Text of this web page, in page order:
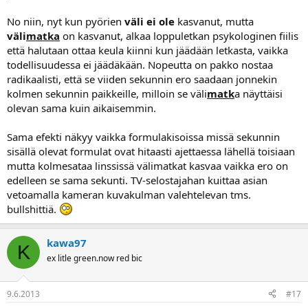
No niin, nyt kun pyörien väli ei ole kasvanut, mutta
välimatka on kasvanut, alkaa loppuletkan psykologinen fiilis
että halutaan ottaa keula kiinni kun jäädään letkasta, vaikka
todellisuudessa ei jäädäkään. Nopeutta on pakko nostaa
radikaalisti, että se viiden sekunnin ero saadaan jonnekin
kolmen sekunnin paikkeille, milloin se välimatka näyttäisi
olevan sama kuin aikaisemmin.
Sama efekti näkyy vaikka formulakisoissa missä sekunnin
sisällä olevat formulat ovat hitaasti ajettaessa lähellä toisiaan
mutta kolmesataa linssissä välimatkat kasvaa vaikka ero on
edelleen se sama sekunti. TV-selostajahan kuittaa asian
vetoamalla kameran kuvakulman valehtelevan tms.
bullshittiä.
K kawa97
ex litle green.now red bic
9.6.2013 #17